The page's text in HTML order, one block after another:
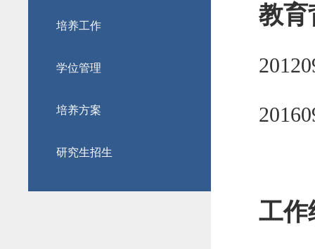
培养工作
学位管理
培养方案
研究生招生
教育
工作